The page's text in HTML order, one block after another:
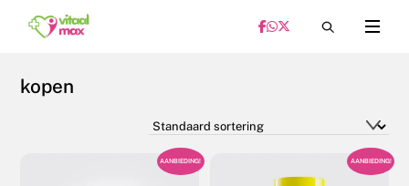
Menu
kopen
AANBIEDING! AANBIEDING!